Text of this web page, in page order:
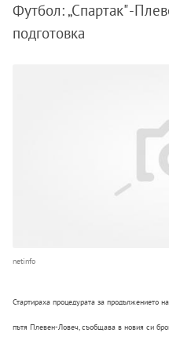
Футбол: „Спартак" -
подготовка
netinfo
Стартираха процедурата за продължението
пътя Плевен-Ловеч, съобщава в новия си